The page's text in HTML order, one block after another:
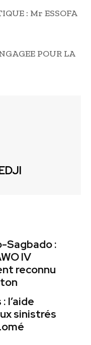
: Mr ESSOFA
POUR LA
Sagbado :
IV
reconnu
l’aide
sinistrés